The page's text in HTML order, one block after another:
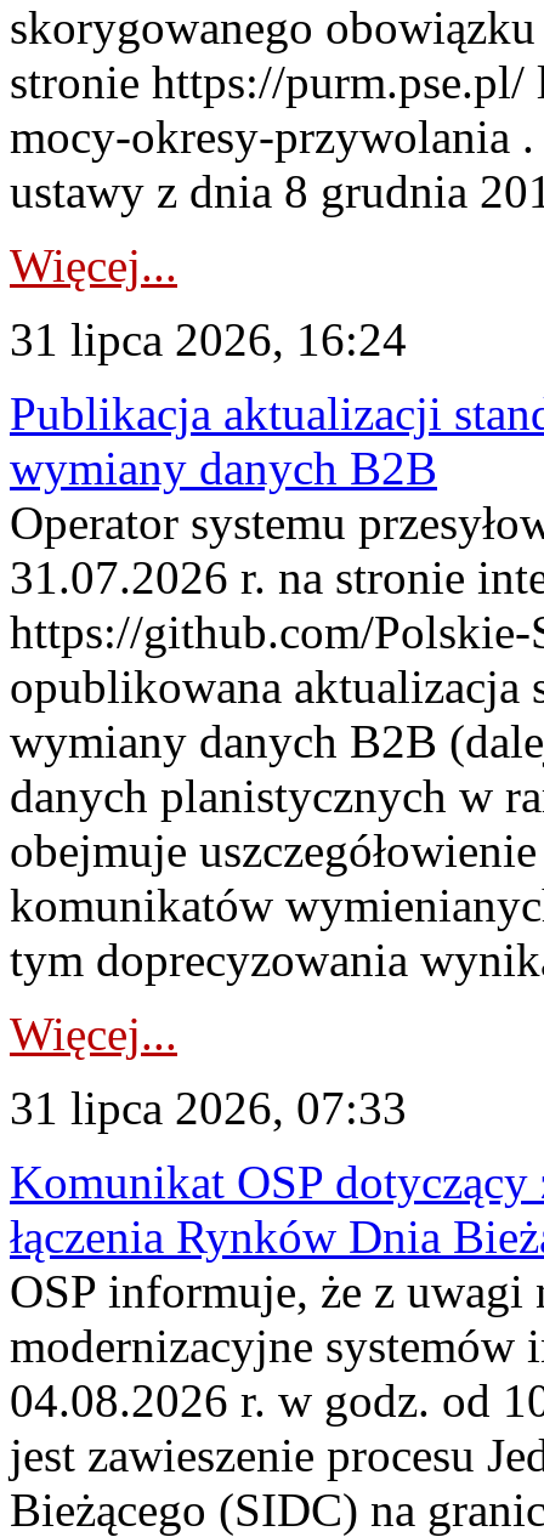
skorygowanego
stronie https://
mocy-okresy-przywolania
ustawy z dnia 8 grudnia
Więcej...
31 lipca 2026, 16:24
Publikacja aktualizacji
wymiany danych B2B
Operator systemu
31.07.2026 r. na stronie
https://github.com/Polskie-
opublikowana aktualizacja
wymiany danych B2B
danych planistycznych w
obejmuje
komunikatów
tym doprecyzowania
Więcej...
31 lipca 2026, 07:33
Komunikat OSP dotyczący
łączenia Rynków Dnia
OSP informuje, że z uwagi
modernizacyjne
04.08.2026 r. w godz. od
jest zawieszenie procesu
Bieżącego (SIDC) na